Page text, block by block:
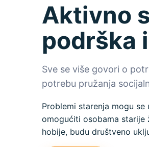
Aktivno
podrška
Sve se više govori o
potrebu pružanja
Problemi starenja mogu
omogućiti osobama starije
hobije, budu društveno